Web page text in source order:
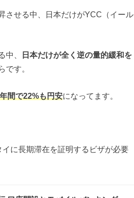
させる中、日本だけがYCC（イール
中、
日本だけが全く逆の量的緩和を
です。
間で22%も円安になってます。
に長期滞在を証明するビザが必要